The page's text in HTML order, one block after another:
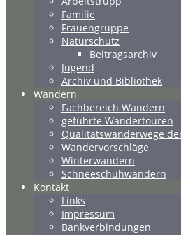
Familie
Frauengruppe
Naturschutz
Beitragsarchiv
Jugend
Archiv und Bibliothek
Wandern
Fachbereich Wandern
geführte Wandertouren
Qualitätswanderwege
Wandervorschläge
Winterwandern
Schneeschuhwandern
Kontakt
Links
Impressum
Bankverbindungen